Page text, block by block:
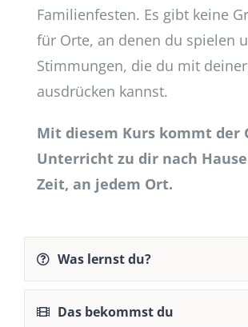
Familienfesten. Es gibt keine
für Orte, an denen du spielen
Stimmungen, die du mit
ausdrücken kannst.
Mit diesem Kurs kommt der
Unterricht zu dir nach
Zeit, an jedem Ort.
Was lernst du?
Das bekommst du